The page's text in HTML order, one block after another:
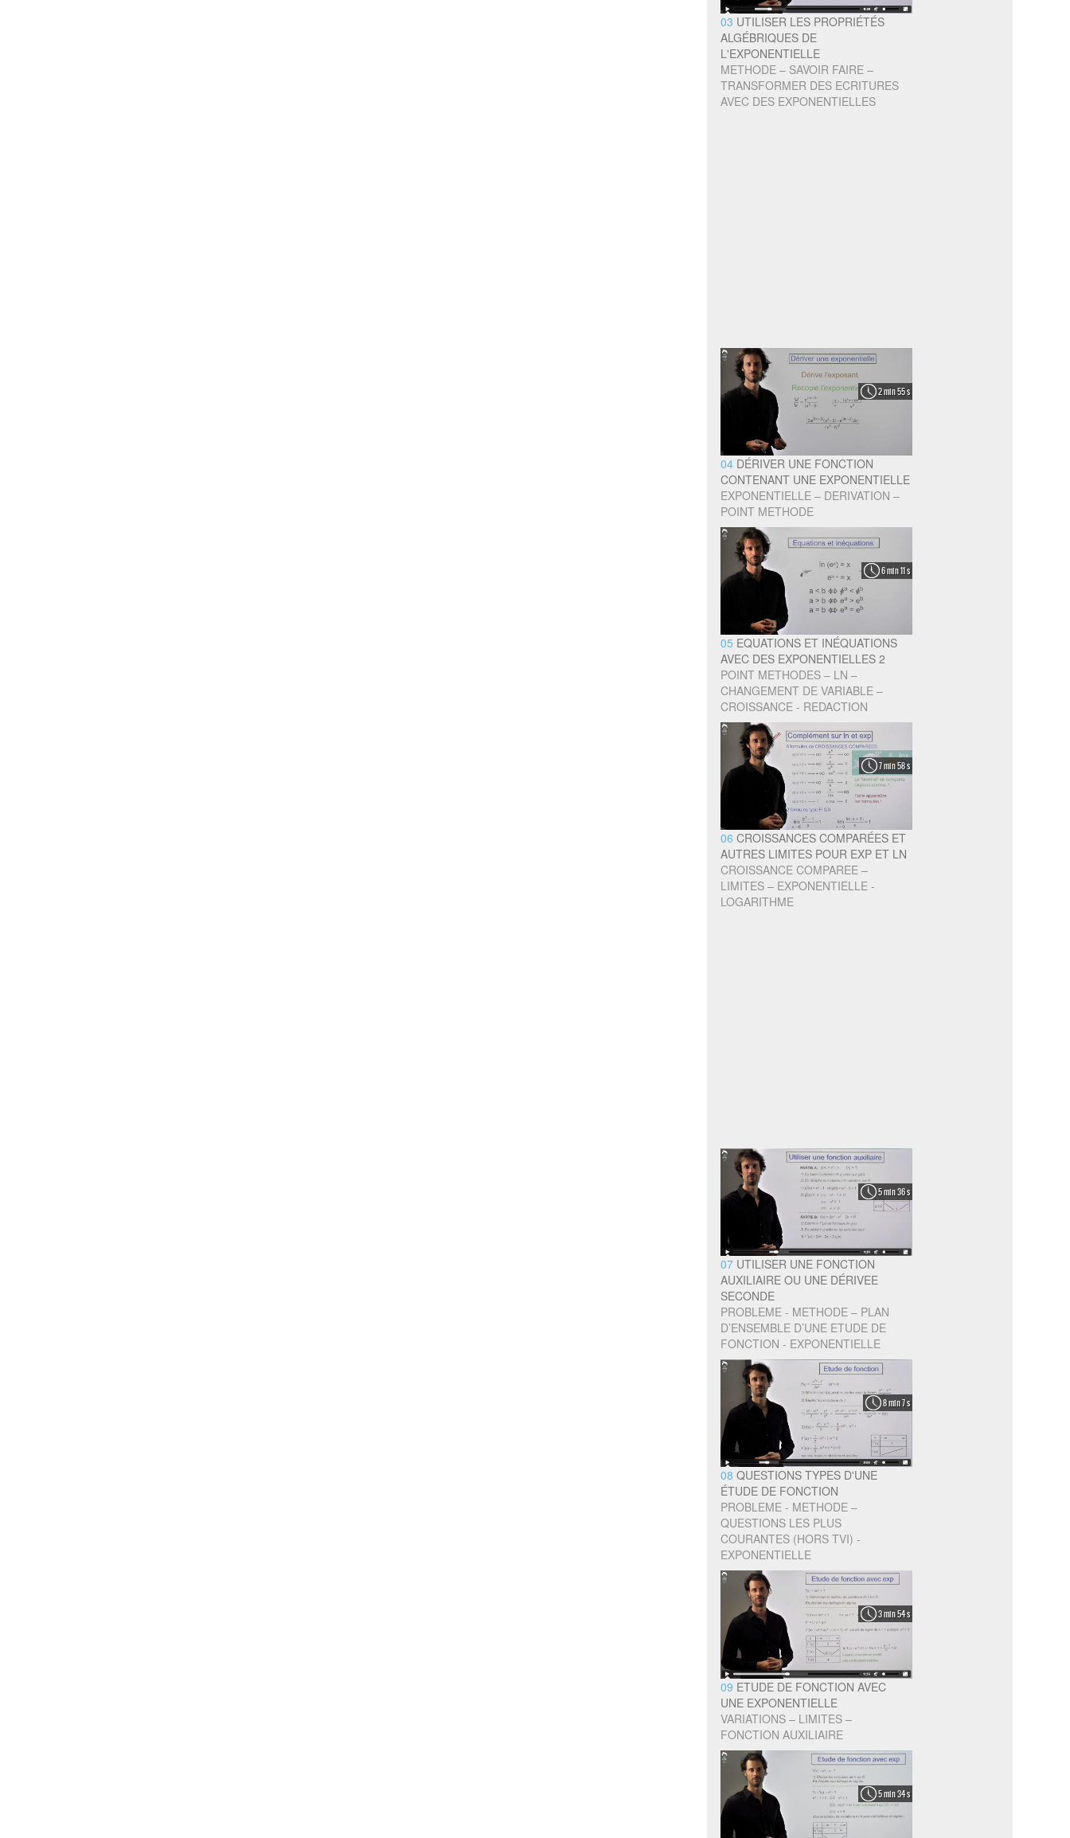
03 UTILISER LES PROPRIÉTÉS
ALGÉBRIQUES DE
L'EXPONENTIELLE
METHODE – SAVOIR FAIRE –
TRANSFORMER DES ECRITURES
AVEC DES EXPONENTIELLES
2 min 55 s
04 DÉRIVER UNE FONCTION
CONTENANT UNE EXPONENTIELLE
EXPONENTIELLE – DERIVATION –
POINT METHODE
6 min 11 s
05 EQUATIONS ET INÉQUATIONS
AVEC DES EXPONENTIELLES 2
POINT METHODES – LN –
CHANGEMENT DE VARIABLE –
CROISSANCE - REDACTION
7 min 58 s
06CROISSANCES COMPARÉES ET
AUTRES LIMITES POUR EXP ET LN
CROISSANCE COMPAREE –
LIMITES – EXPONENTIELLE -
LOGARITHME
5 min 36 s
07 UTILISER UNE FONCTION
AUXILIAIRE OU UNE DÉRIVEE
SECONDE
PROBLEME - METHODE – PLAN
D’ENSEMBLE D’UNE ETUDE DE
FONCTION - EXPONENTIELLE
8 min 7 s
08QUESTIONS TYPES D'UNE
ÉTUDE DE FONCTION
PROBLEME - METHODE –
QUESTIONS LES PLUS
COURANTES (HORS TVI) -
EXPONENTIELLE
3 min 54 s
09 ETUDE DE FONCTION AVEC
UNE EXPONENTIELLE
VARIATIONS – LIMITES –
FONCTION AUXILIAIRE
5 min 34 s